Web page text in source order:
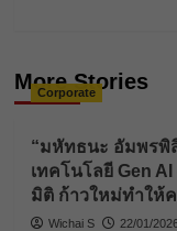
More Stories
Corporate
“มหัทธนะ อัมพรพิ
เทคโนโลยี Gen
มิติ ก้าวใหม่ทำให้
Wichai S
22/01/